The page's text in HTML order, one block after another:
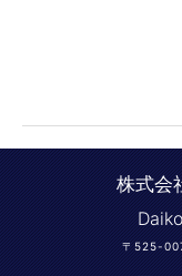
株式会
〒525-